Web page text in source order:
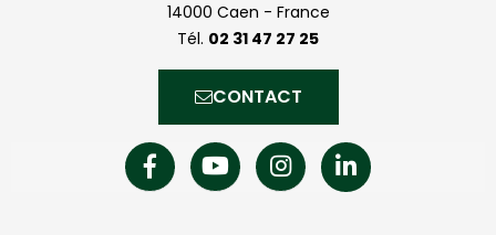
14000 Caen - France
Tél. 02 31 47 27 25
CONTACT